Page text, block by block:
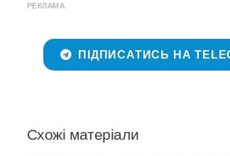
РЕКЛАМА
ПІДПИСАТИСЬ НА
Схожі матеріали